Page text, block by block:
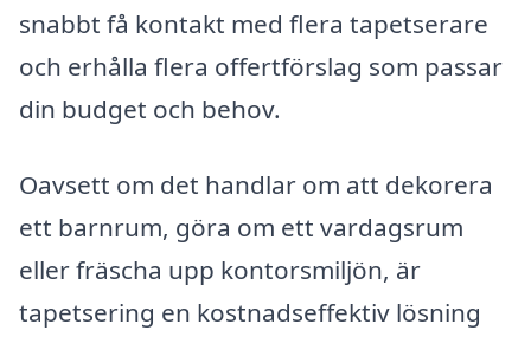
snabbt få kontakt med flera tapetserare
och erhålla flera offertförslag som passar
din budget och behov.
Oavsett om det handlar om att dekorera
ett barnrum, göra om ett vardagsrum
eller fräscha upp kontorsmiljön, är
tapetsering en kostnadseffektiv lösning